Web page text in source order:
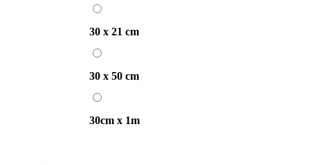
30
x
21
cm
30 x 21 cm
30
x
50
cm
30 x 50 cm
30cm
x
30cm x 1m